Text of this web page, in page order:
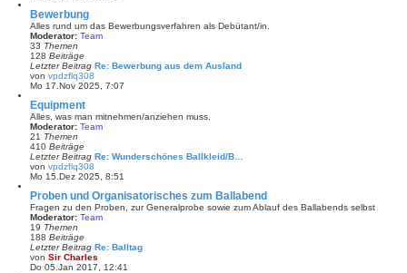
u
e
s
t
B
e
i
a
g
Bewerbung
Alles rund um das Bewerbungsverfahren als Debütant/in.
Moderator: Team
33 Themen
128 Beiträge
Letzter Beitrag Re: Bewerbung aus dem Ausland
von vpdzflq308
N
e
s
t
r
B
e
i
t
r
a
g
Mo 17.Nov 2025, 7:07
Equipment
Alles, was man mitnehmen/anziehen muss.
Moderator: Team
21 Themen
410 Beiträge
Letzter Beitrag Re: Wunderschönes Ballkleid/B…
von vpdzflq308
N
e
u
e
t
r
B
e
Mo 15.Dez 2025, 8:51
Proben und Organisatorisches zum Ballabend
Fragen zu den Proben, zur Generalprobe sowie zum Ablauf des Ballabends selbst
Moderator: Team
19 Themen
188 Beiträge
Letzter Beitrag Re: Balltag
von Sir Charles
N
Do 05.Jan 2017, 12:41